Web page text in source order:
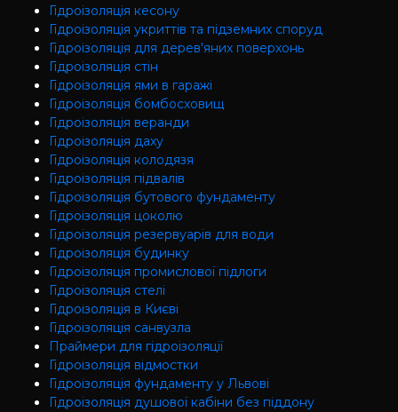
Гідроізоляція кесону
Гідроізоляція укриттів та підземних споруд
Гідроізоляція для дерев'яних поверхонь
Гідроізоляція стін
Гідроізоляція ями в гаражі
Гідроізоляція бомбосховищ
Гідроізоляція веранди
Гідроізоляція даху
Гідроізоляція колодязя
Гідроізоляція підвалів
Гідроізоляція бутового фундаменту
Гідроізоляція цоколю
Гідроізоляція резервуарів для води
Гідроізоляція будинку
Гідроізоляція промислової підлоги
Гідроізоляція cтелі
Гідроізоляція в Києві
Гідроізоляція санвузла
Праймери для гідроізоляції
Гідроізоляція відмостки
Гідроізоляція фундаменту у Львові
Гідроізоляція душової кабіни без піддону